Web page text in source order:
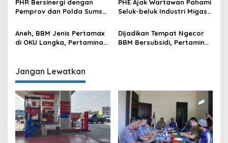
PHR Bersinergi dengan
Pemprov dan Polda Sumsel
Nasional
PHE Ajak Wartawan Pahami
Seluk-beluk Industri Migas
LIMAS”
Aneh, BBM Jenis Pertamax
di OKU Langka, Pertamina
Tersedia
Dijadikan Tempat Ngecor
BBM Bersubsidi, Pertamina
Jangan Lewatkan